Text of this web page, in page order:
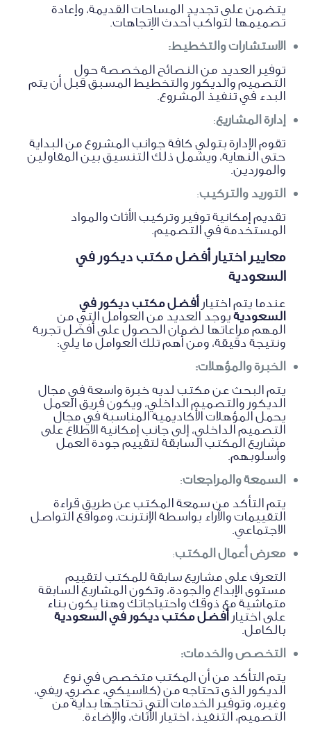
يتضمن على تجديد المساحات القديمة، وإعادة
تصميمها لتواكب أحدث الاِتجاهات.
الاستشارات والتخطيط:
توفير العديد من النصائح المخصصة حول
التصميم والديكور والتخطيط المسبق قبل أن يتم
البدء في تنفيذ المشروع.
إدارة المشاريع:
تقوم الإدارة بتولي كافة جوانب المشروع من البداية
حتى النهاية، ويشمل ذلك التنسيق بين المقاولين
والموردين.
التوريد والتركيب:
تقديم إمكانية توفير وتركيب الأثاث والمواد
المستخدمة في التصميم.
معايير اختيار أفضل مكتب ديكور في
السعودية
عندما يتم اختيارأفضل مكتب ديكور في
السعوديةيوجد العديد من العوامل التي من
المهم مراعاتها لضمان الحصول على أفضل تجربة
ونتيجة دقيقة، ومن أهم تلك العوامل ما يلي:
الخبرة والمؤهلات:
يتم البحث عن مكتب لديه خبرة واسعة في مجال
الديكور والتصميم الداخلي، ويكون فريق العمل
يحمل المؤهلات الأكاديمية المناسبة في مجال
التصميم الداخلي، إلى جانب إمكانية الاطلاع على
مشاريع المكتب السابقة لتقييم جودة العمل
وأسلوبهم.
السمعة والمراجعات:
يتم التأكد من سمعة المكتب عن طريق قراءة
التقييمات والآراء بواسطة الإنترنت، ومواقع التواصل
الاجتماعي.
معرض أعمال المكتب:
التعرف على مشاريع سابقة للمكتب لتقييم
مستوى الإبداع والجودة، وتكون المشاريع السابقة
متماشية مع ذوقك واحتياجاتك وهنا يكون بناء
على اختيارأفضل مكتب ديكور في السعودية
بالكامل.
التخصص والخدمات:
يتم التأكد من أن المكتب متخصص في نوع
الديكور الذى تحتاجه من (كلاسيكي، عصري، ريفي،
وغيره، وتوفير الخدمات التي تحتاجها بداية من
التصميم، التنفيذ، اختيار الأثاث، والإضاءة.